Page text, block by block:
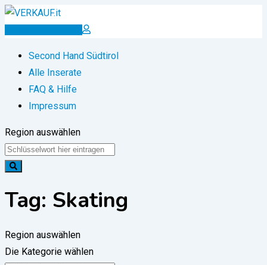
Zum
Inserat erstellen
Second Hand Südtirol
Alle Inserate
FAQ & Hilfe
Impressum
Region auswählen
Tag: Skating
Region auswählen
Die Kategorie wählen